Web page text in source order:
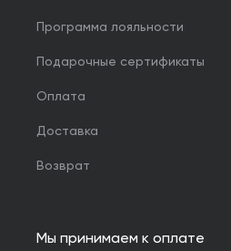
Программа лояльности
Подарочные сертификаты
Оплата
Доставка
Возврат
Мы принимаем к оплате